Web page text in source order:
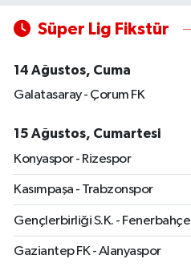
Süper Lig Fikstür
14 Ağustos, Cuma
Galatasaray - Çorum FK
15 Ağustos, Cumartesi
Konyaspor - Rizespor
Kasımpaşa - Trabzonspor
Gençlerbirliği S.K. - Fenerbahçe
Gaziantep FK - Alanyaspor